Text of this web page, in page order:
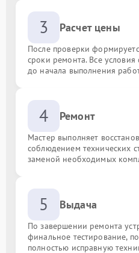
3 Расчет цены
После проверки
сроки ремонта. Все условия
до начала выполнения
4 Ремонт
Мастер выполняет
соблюдением технических
заменой необходимых
5 Выдача
По завершении ремонта
финальное тестирование,
полностью исправную